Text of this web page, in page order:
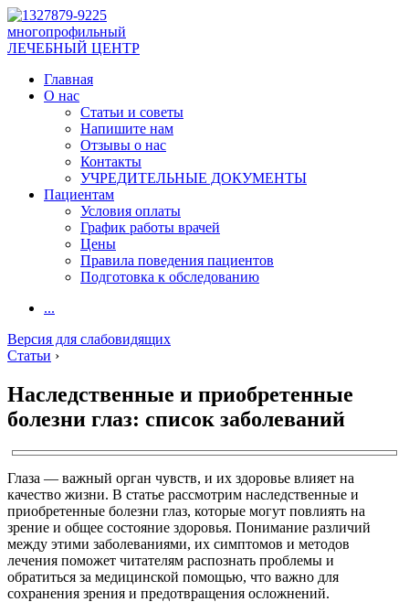
многопрофильный
ЛЕЧЕБНЫЙ ЦЕНТР
Главная
О нас
Статьи и советы
Напишите нам
Отзывы о нас
Контакты
УЧРЕДИТЕЛЬНЫЕ ДОКУМЕНТЫ
Пациентам
Условия оплаты
График работы врачей
Цены
Правила поведения пациентов
Подготовка к обследованию
...
Версия для слабовидящих
Статьи ›
Наследственные и приобретенные
болезни глаз: список заболеваний
Глаза — важный орган чувств, и их здоровье влияет на
качество жизни. В статье рассмотрим наследственные и
приобретенные болезни глаз, которые могут повлиять на
зрение и общее состояние здоровья. Понимание различий
между этими заболеваниями, их симптомов и методов
лечения поможет читателям распознать проблемы и
обратиться за медицинской помощью, что важно для
сохранения зрения и предотвращения осложнений.